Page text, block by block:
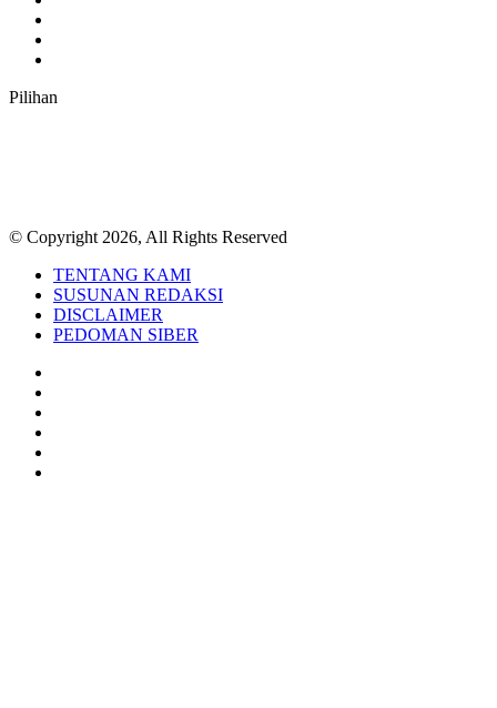
Pilihan
© Copyright 2026, All Rights Reserved
TENTANG KAMI
SUSUNAN REDAKSI
DISCLAIMER
PEDOMAN SIBER